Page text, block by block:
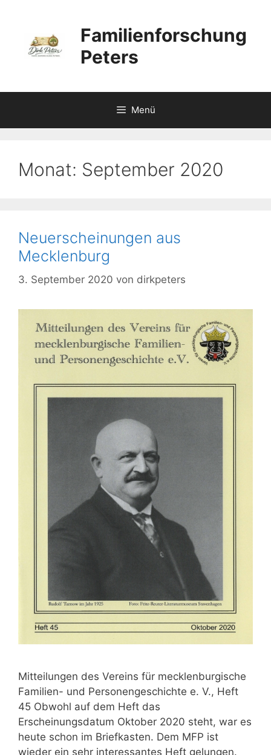
springen
Familienforschung
Peters
Menü
Monat: September 2020
Neuerscheinungen aus
Mecklenburg
3. September 2020 von dirkpeters
Mitteilungen des Vereins für mecklenburgische
Familien- und Personengeschichte e. V., Heft
45 Obwohl auf dem Heft das
Erscheinungsdatum Oktober 2020 steht, war es
heute schon im Briefkasten. Dem MFP ist
wieder ein sehr interessantes Heft gelungen.